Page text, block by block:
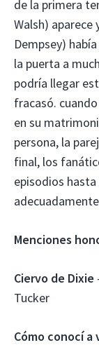
de la primera
Walsh) aparece
Dempsey)
la puerta a
podría llegar
fracasó.
en su
persona, la
final, los
episodios
Menciones
Ciervo de Dixie
Tucker
Cómo conocí a